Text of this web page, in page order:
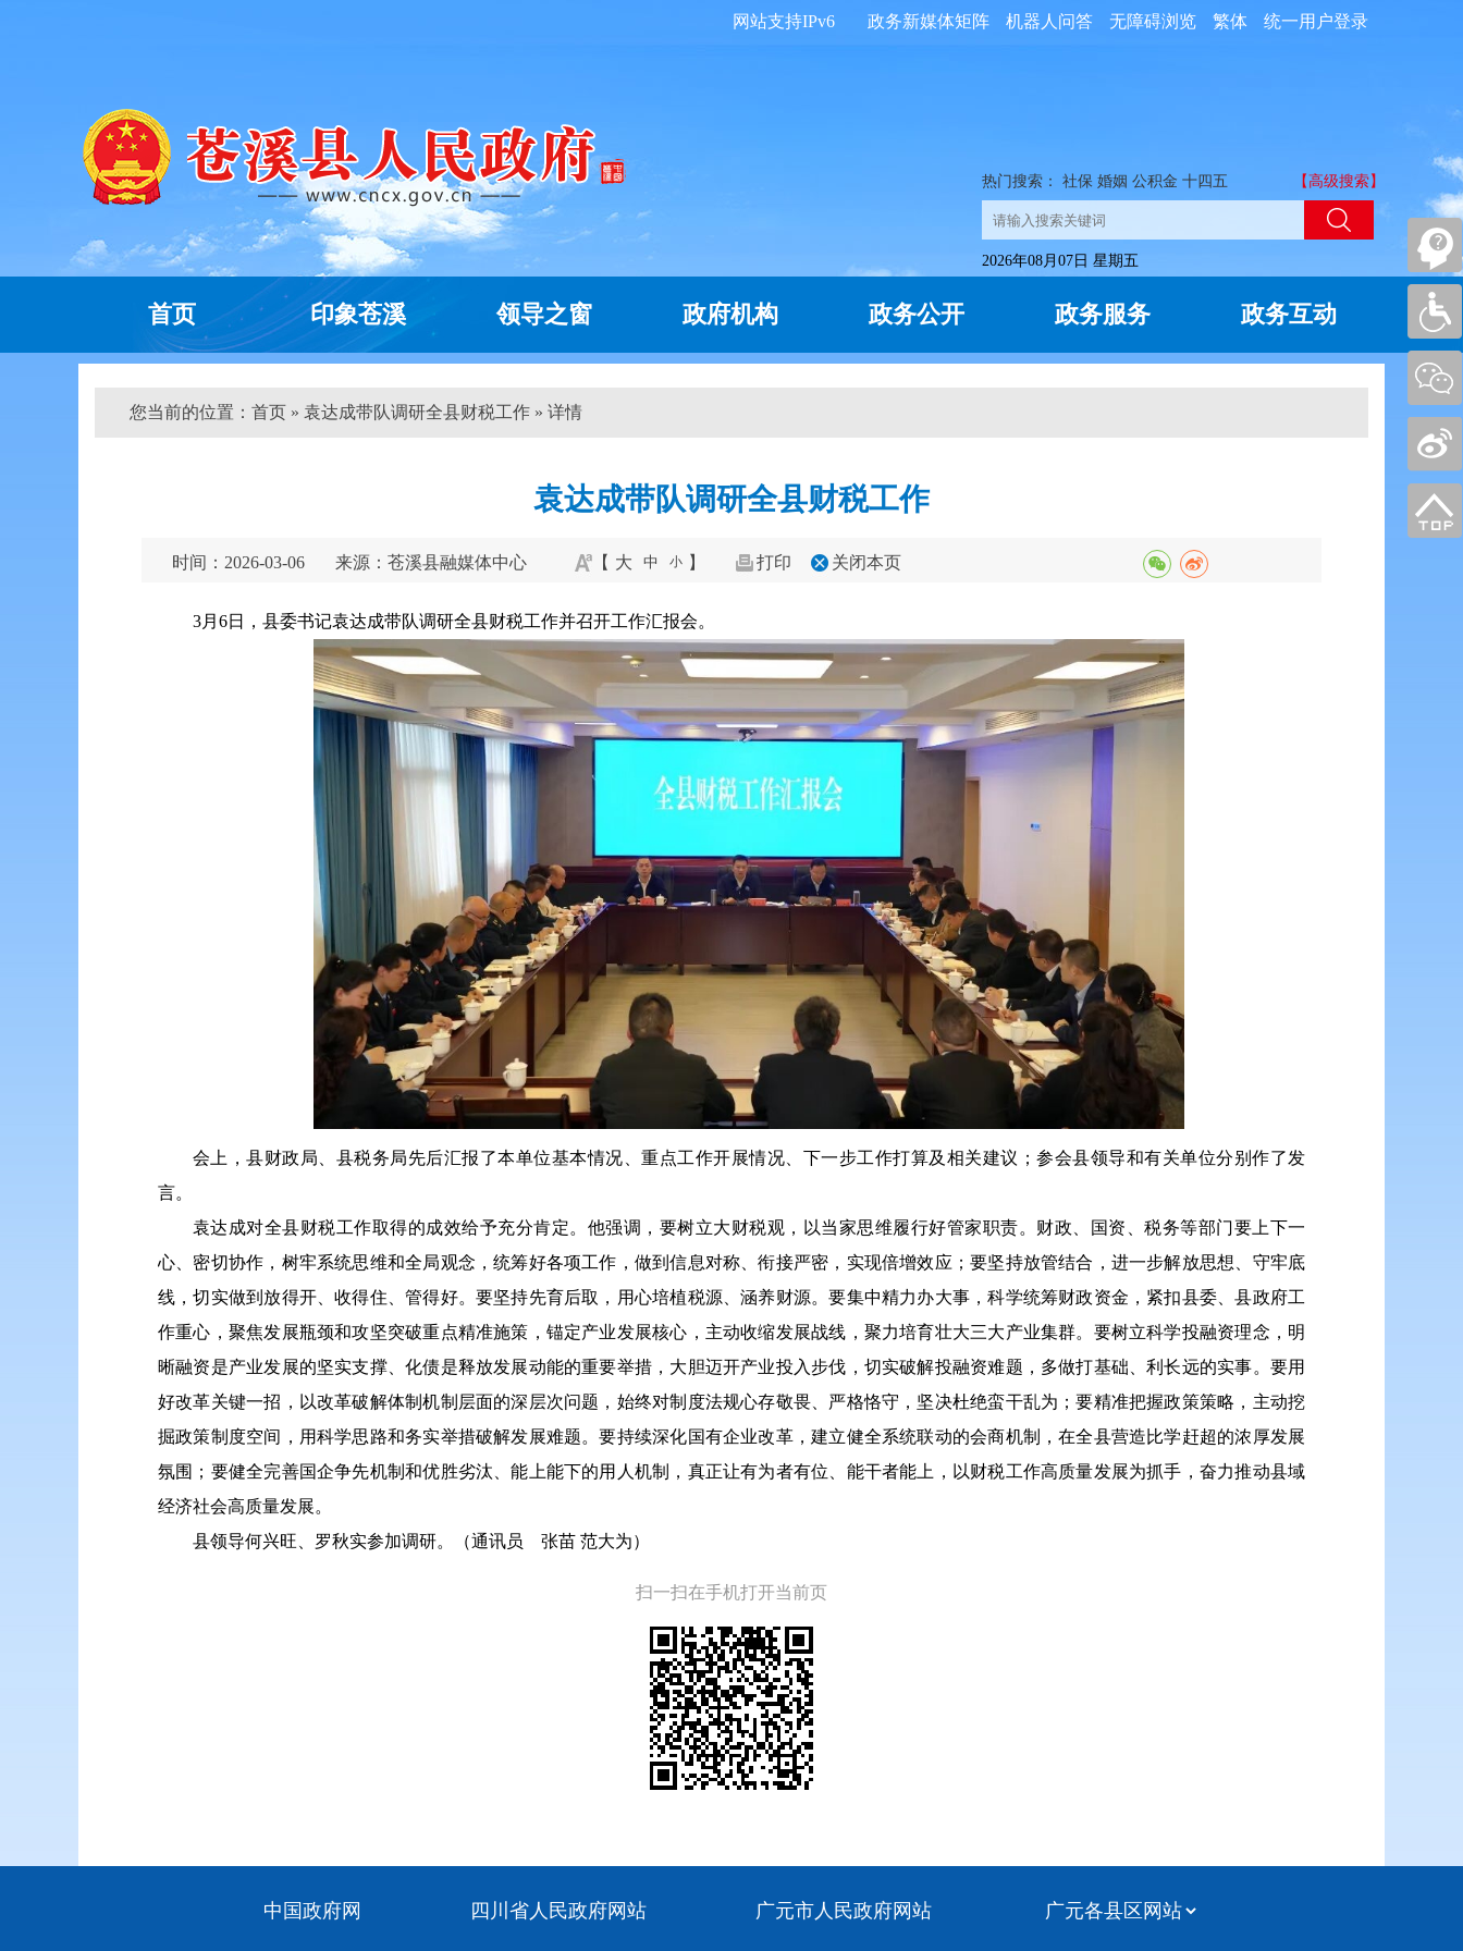
统一用户登录
繁体
无障碍浏览
机器人问答
政务新媒体矩阵
网站支持IPv6
热门搜索： 社保 婚姻 公积金 十四五 【高级搜索】
2026年08月07日 星期五
首页 印象苍溪 领导之窗 政府机构 政务公开 政务服务 政务互动
您当前的位置： 首页 » 袁达成带队调研全县财税工作 » 详情
袁达成带队调研全县财税工作
时间：2026-03-06 来源：苍溪县融媒体中心 【 大 中 小 】 打印 关闭本页
3月6日，县委书记袁达成带队调研全县财税工作并召开工作汇报会。
会上，县财政局、县税务局先后汇报了本单位基本情况、重点工作开展情况、下一步工作打算及相关建议；参会县领导和有关单位分别作了发
言。
袁达成对全县财税工作取得的成效给予充分肯定。他强调，要树立大财税观，以当家思维履行好管家职责。财政、国资、税务等部门要上下一
心、密切协作，树牢系统思维和全局观念，统筹好各项工作，做到信息对称、衔接严密，实现倍增效应；要坚持放管结合，进一步解放思想、守牢底
线，切实做到放得开、收得住、管得好。要坚持先育后取，用心培植税源、涵养财源。要集中精力办大事，科学统筹财政资金，紧扣县委、县政府工
作重心，聚焦发展瓶颈和攻坚突破重点精准施策，锚定产业发展核心，主动收缩发展战线，聚力培育壮大三大产业集群。要树立科学投融资理念，明
晰融资是产业发展的坚实支撑、化债是释放发展动能的重要举措，大胆迈开产业投入步伐，切实破解投融资难题，多做打基础、利长远的实事。要用
好改革关键一招，以改革破解体制机制层面的深层次问题，始终对制度法规心存敬畏、严格恪守，坚决杜绝蛮干乱为；要精准把握政策策略，主动挖
掘政策制度空间，用科学思路和务实举措破解发展难题。要持续深化国有企业改革，建立健全系统联动的会商机制，在全县营造比学赶超的浓厚发展
氛围；要健全完善国企争先机制和优胜劣汰、能上能下的用人机制，真正让有为者有位、能干者能上，以财税工作高质量发展为抓手，奋力推动县域
经济社会高质量发展。
县领导何兴旺、罗秋实参加调研。
（通讯员 张苗 范大为）
扫一扫在手机打开当前页
中国政府网 四川省人民政府网站 广元市人民政府网站